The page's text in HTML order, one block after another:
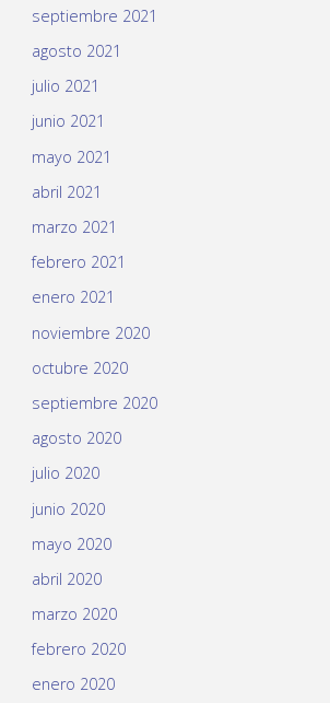
septiembre 2021
agosto 2021
julio 2021
junio 2021
mayo 2021
abril 2021
marzo 2021
febrero 2021
enero 2021
noviembre 2020
octubre 2020
septiembre 2020
agosto 2020
julio 2020
junio 2020
mayo 2020
abril 2020
marzo 2020
febrero 2020
enero 2020